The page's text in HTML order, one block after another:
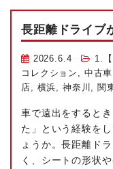
長距離ドライブ
2026.6.4 1.
コレクション
中古車
店
横浜 神奈川 関
車で遠出をすると
た」という経験を
ょうか。長距離ド
く、シートの形状